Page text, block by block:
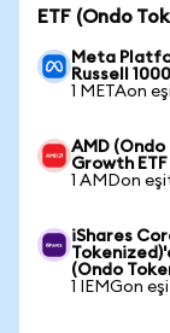
ETF (Ondo
Meta
Russell
1 METAon
AMD (Ondo
Growth
1 AMDon
iShares
(Ondo
1 IEMGon